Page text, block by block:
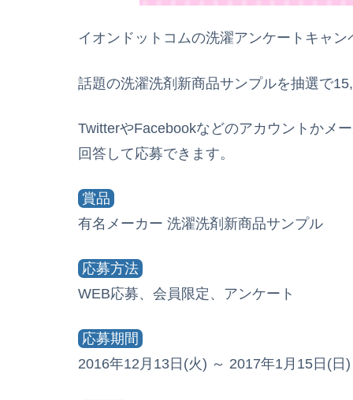
イオンドットコムの洗濯アンケートキャン
話題の洗濯洗剤新商品サンプルを抽選で
TwitterやFacebookなどのアカウントかメ
回答して応募できます。
賞品
有名メーカー 洗濯洗剤新商品サンプル
応募方法
WEB応募、会員限定、アンケート
応募期間
2016年12月13日(火) ～ 2017年1月15日(日